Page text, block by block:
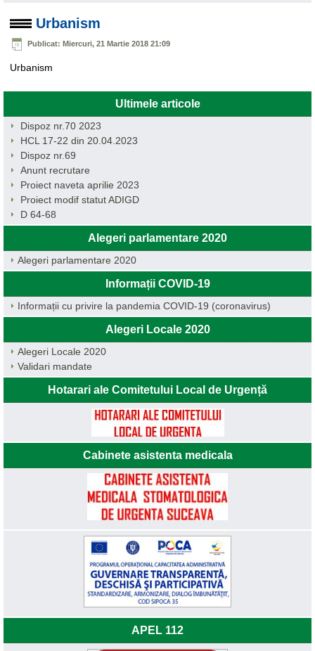
Urbanism
Publicat: Miercuri, 21 Martie 2018 21:09
Urbanism
Ultimele articole
Dispoz nr.70 2023
HCL 17-22 din 20.04.2023
Dispoz nr.69
Anunt recrutare
Proiect naveta aprilie 2023
Proiect modif statut ADIGD
D 64-68
Alegeri parlamentare 2020
Alegeri parlamentare 2020
Informații COVID-19
Informații cu privire la pandemia COVID-19 (coronavirus)
Alegeri Locale 2020
Alegeri Locale 2020
Validari mandate
Hotarari ale Comitetului Local de Urgență
Cabinete asistenta medicala
APEL 112